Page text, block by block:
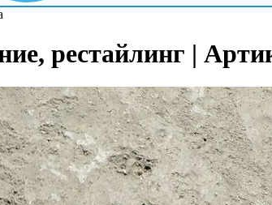
рестайлинг |